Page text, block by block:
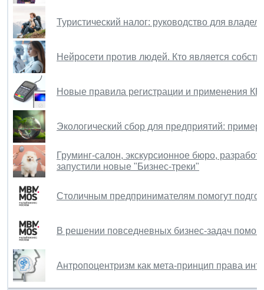
Туристический налог: руководство для
Нейросети против людей. Кто является
Новые правила регистрации и применения
Экологический сбор для предприятий:
Груминг-салон, экскурсионное бюро,
запустили новые "Бизнес-треки"
Столичным предпринимателям помогут
В решении повседневных бизнес-задач
Антропоцентризм как мета-принцип права